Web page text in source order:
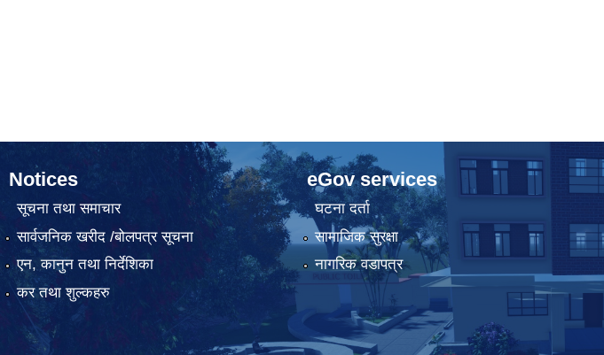
Notices
सूचना तथा समाचार
सार्वजनिक खरीद /बोलपत्र सूचना
एन, कानुन तथा निर्देशिका
कर तथा शुल्कहरु
eGov services
घटना दर्ता
सामाजिक सुरक्षा
नागरिक वडापत्र